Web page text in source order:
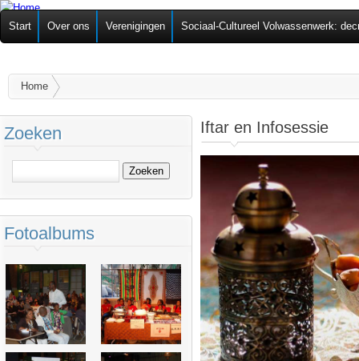
Federatie van
Zelforganisaties
Start Over ons Verenigingen Sociaal-Cultureel Volwassenwerk:
U bent hier
Home
Iftar en Infosessie
Zoeken
Fotoalbums